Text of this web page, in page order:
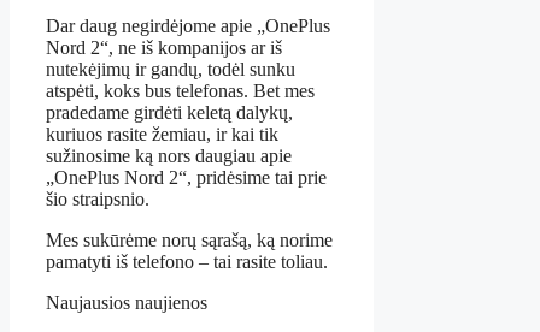
Dar daug negirdėjome apie „OnePlus
Nord 2“, ne iš kompanijos ar iš
nutekėjimų ir gandų, todėl sunku
atspėti, koks bus telefonas. Bet mes
pradedame girdėti keletą dalykų,
kuriuos rasite žemiau, ir kai tik
sužinosime ką nors daugiau apie
„OnePlus Nord 2“, pridėsime tai prie
šio straipsnio.
Mes sukūrėme norų sąrašą, ką norime
pamatyti iš telefono – tai rasite toliau.
Naujausios naujienos